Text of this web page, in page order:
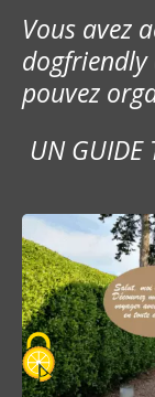
Vous avez
dogfriendly
pouvez
UN GUIDE